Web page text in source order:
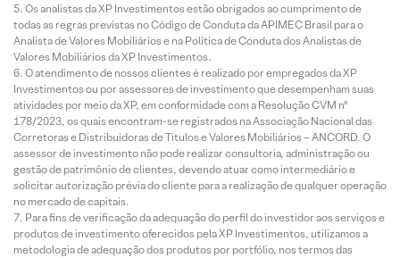
Os analistas da XP Investimentos estão obrigados ao cumprimento de
todas as regras previstas no Código de Conduta da APIMEC Brasil para o
Analista de Valores Mobiliários e na Política de Conduta dos Analistas de
Valores Mobiliários da XP Investimentos.
O atendimento de nossos clientes é realizado por empregados da XP
Investimentos ou por assessores de investimento que desempenham suas
atividades por meio da XP, em conformidade com a Resolução CVM nº
178/2023, os quais encontram-se registrados na Associação Nacional das
Corretoras e Distribuidoras de Títulos e Valores Mobiliários – ANCORD. O
assessor de investimento não pode realizar consultoria, administração ou
gestão de patrimônio de clientes, devendo atuar como intermediário e
solicitar autorização prévia do cliente para a realização de qualquer operação
no mercado de capitais.
Para fins de verificação da adequação do perfil do investidor aos serviços e
produtos de investimento oferecidos pela XP Investimentos, utilizamos a
metodologia de adequação dos produtos por portfólio, nos termos das